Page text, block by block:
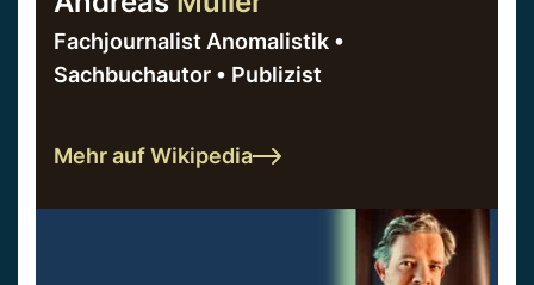
Fachjournalist Anomalistik •
Sachbuchautor • Publizist
Mehr auf Wikipedia